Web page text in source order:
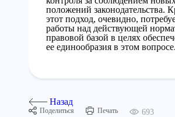
положений законодательства.
этот подход, очевидно,
работы над действующей
правовой базой в целях
ее единообразия в этом вопросе.
Назад
Поделиться Печать 693